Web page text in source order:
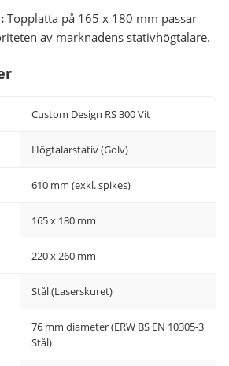
Topplatta på 165 x 180 mm passar
av marknadens stativhögtalare.
Custom Design RS 300 Vit
Högtalarstativ (Golv)
610 mm (exkl. spikes)
165 x 180 mm
220 x 260 mm
Stål (Laserskuret)
76 mm diameter (ERW BS EN 10305-3
Stål)